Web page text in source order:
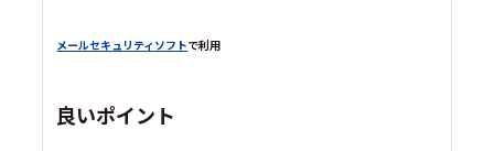
メールセキュリティソフトで利用
良いポイント